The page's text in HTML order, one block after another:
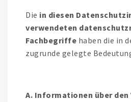
Die in diesen
verwendeten
Fachbegriffe haben die in
zugrunde gelegte
A. Informationen über